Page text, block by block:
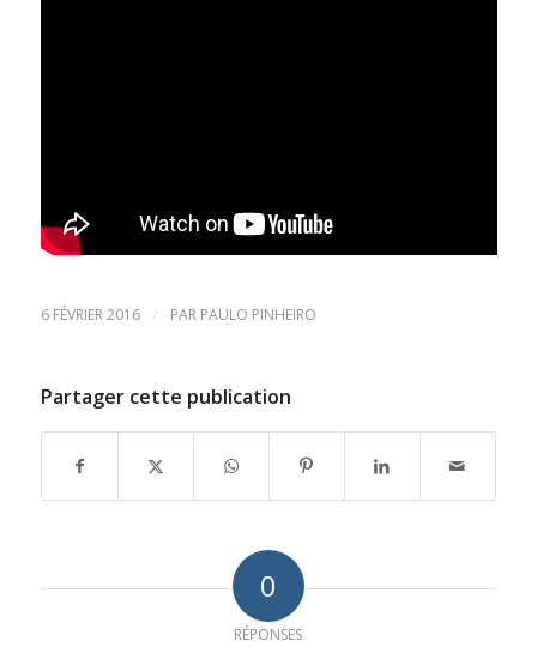
6 FÉVRIER 2016 / PAR PAULO PINHEIRO
Partager cette publication
0
RÉPONSES